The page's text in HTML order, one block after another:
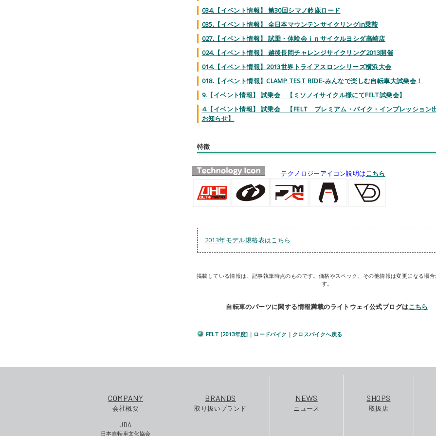
034.【イベント情報】 第30回シマノ鈴鹿ロード
035.【イベント情報】 全日本マウンテンサイクリングin乗鞍
027.【イベント情報】 試乗・体験会ｉｎサイクルヨシダ高崎店
024.【イベント情報】 越後長岡チャレンジサイクリング2013開催
014.【イベント情報】2013世界トライアスロンシリーズ横浜大会
018.【イベント情報】CLAMP TEST RIDE-みんなで楽しむ自転車大試乗会！
9.【イベント情報】 試乗会 【ミソノイサイクル様にてFELT試乗会】
4.【イベント情報】 試乗会 【FELT プレミアム・バイク・インプレッション
お知らせ】
特徴
テクノロジーアイコン説明はこちら
2013年モデル規格表はこちら
掲載している情報は、記事執筆時点のものです。価格やスペック、その他情報は変更になる場
す。
自転車のパーツに関する情報満載のライトウェイ公式ブログはこちら
FELT [2013年度]｜ロードバイク｜クロスバイクへ戻る
COMPANY
会社概要
JBA
日本自転車文化協会
BRANDS
取り扱いブランド
NEWS
ニュース
SHOPS
取扱店